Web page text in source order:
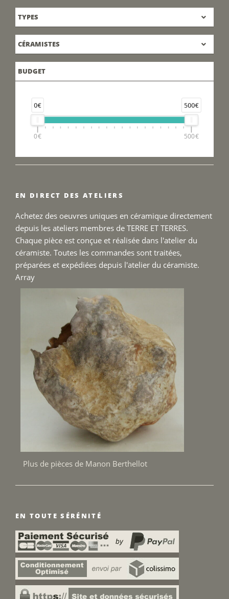
TYPES
CÉRAMISTES
BUDGET
0€ 500€
0€ 500€
EN DIRECT DES ATELIERS
Achetez des oeuvres uniques en céramique directement
depuis les ateliers membres de TERRE ET TERRES.
Chaque pièce est conçue et réalisée dans l'atelier du
céramiste. Toutes les commandes sont traitées,
préparées et expédiées depuis l'atelier du céramiste.
Array
Plus de pièces de Manon Berthellot
EN TOUTE SÉRÉNITÉ